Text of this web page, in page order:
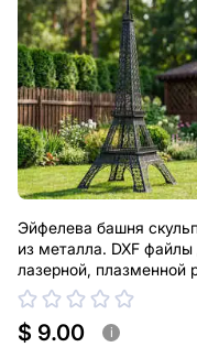
Эйфелева башня
из металла. DXF файлы
лазерной, плазменной
$ 9.00 i